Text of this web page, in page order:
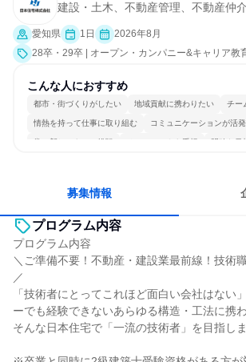
建設・土木、不動産管理、不動産仲介
愛知県 1日
2026年8月
28卒・29卒 | オープン・カンパニー&キャリア教
こんな人におすすめ
都市・街づくりがしたい 地域貢献に携わりたい チー
情熱を持って仕事に取り組む コミュニケーションが活発
常に新しいものに挑戦 チームワークを重視 明確な目
募集情報
プログラム内容
プログラム内容
＼ご準備不要！不動産・建設業最前線！技術
／
「技術者にとってこれほど面白い会社はない
ーでも経験できないあらゆる構造・工法に携
そんな日本住宅で「一流の技術者」を目指し